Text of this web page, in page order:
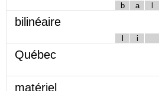
b a l
bilinéaire
l i
Québec
matériel